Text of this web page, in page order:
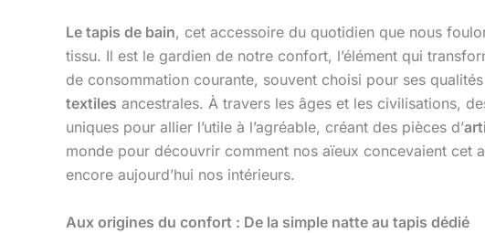
Le tapis de bain, cet accessoire du quotidien que nous
tissu. Il est le gardien de notre confort, l’élément qui
de consommation courante, souvent choisi pour ses
textiles ancestrales. À travers les âges et les civilisations,
uniques pour allier l’utile à l’agréable, créant des pièces d’
monde pour découvrir comment nos aïeux concevaient cet
encore aujourd’hui nos intérieurs.
Aux origines du confort : De la simple natte au tapis dédié